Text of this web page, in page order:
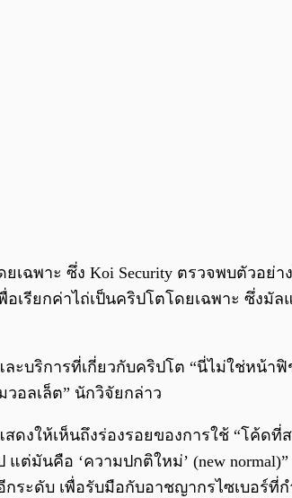
พาะ ซึ่ง Koi Security ตรวจพบตัวอย่าง
อเรียกค่าไถ่เป็นคริปโตโดยเฉพาะ ซึ่งมั
บริการที่เกี่ยวกับคริปโต “นี่ไม่ใช่หน้า
อลเล็ต” นักวิจัยกล่าว
งให้เห็นถึงร่องรอยของการใช้ “โค้ดที่
มันคือ ‘ความปกติใหม่’ (new
ระดับ เพื่อรับมือกับอาชญากรไซเบอร์ที่